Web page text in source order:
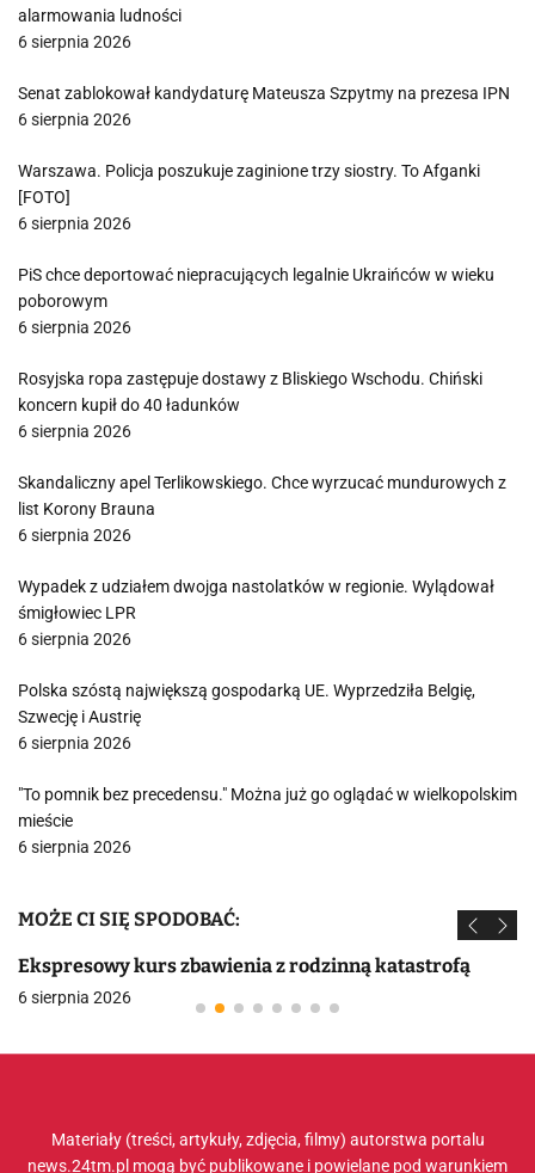
alarmowania ludności
6 sierpnia 2026
Senat zablokował kandydaturę Mateusza Szpytmy na prezesa IPN
6 sierpnia 2026
Warszawa. Policja poszukuje zaginione trzy siostry. To Afganki
[FOTO]
6 sierpnia 2026
PiS chce deportować niepracujących legalnie Ukraińców w wieku
poborowym
6 sierpnia 2026
Rosyjska ropa zastępuje dostawy z Bliskiego Wschodu. Chiński
koncern kupił do 40 ładunków
6 sierpnia 2026
Skandaliczny apel Terlikowskiego. Chce wyrzucać mundurowych z
list Korony Brauna
6 sierpnia 2026
Wypadek z udziałem dwojga nastolatków w regionie. Wylądował
śmigłowiec LPR
6 sierpnia 2026
Polska szóstą największą gospodarką UE. Wyprzedziła Belgię,
Szwecję i Austrię
6 sierpnia 2026
"To pomnik bez precedensu." Można już go oglądać w wielkopolskim
mieście
6 sierpnia 2026
MOŻE CI SIĘ SPODOBAĆ:
Ekspresowy kurs zbawienia z rodzinną katastrofą
6 sierpnia 2026
Materiały (treści, artykuły, zdjęcia, filmy) autorstwa portalu
news.24tm.pl mogą być publikowane i powielane pod warunkiem